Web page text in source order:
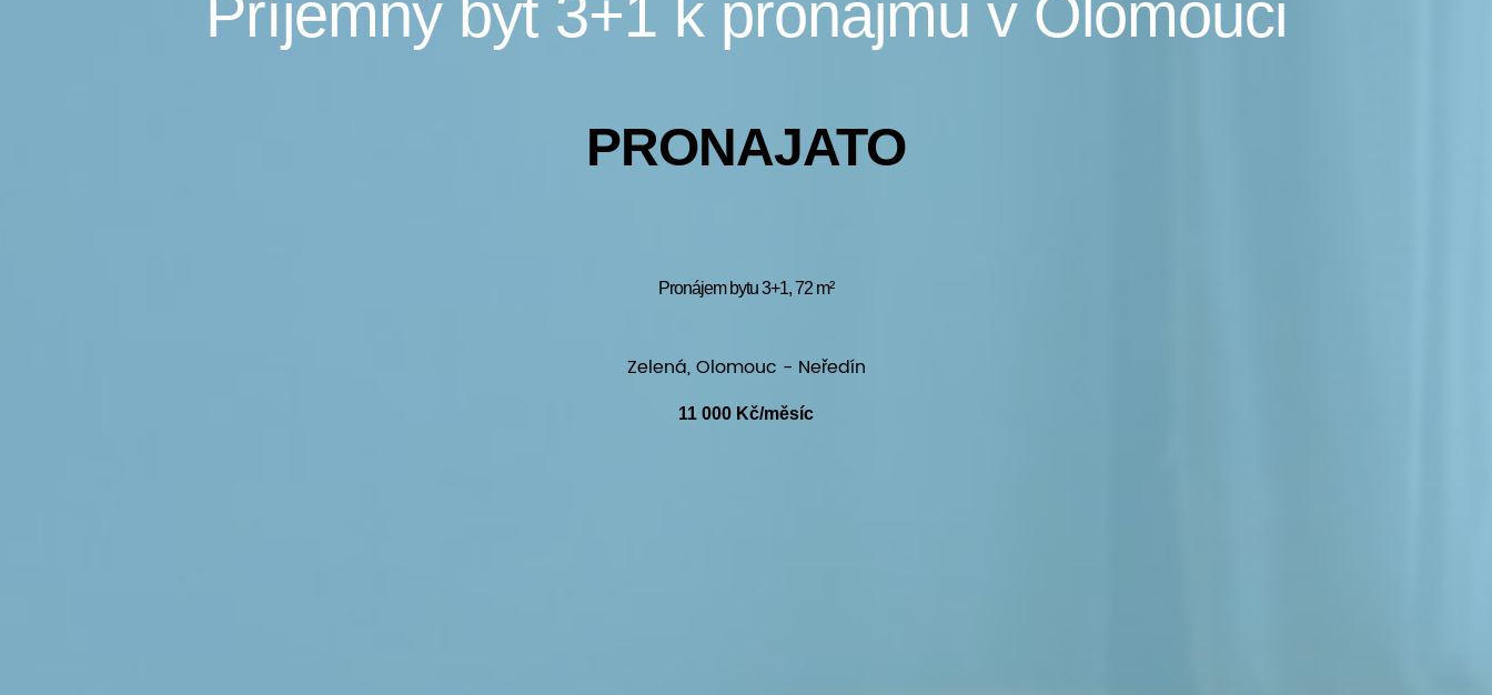
Příjemný byt 3+1 k pronájmu v Olomouci
PRONAJATO
Pronájem bytu 3+1, 72 m²
Zelená, Olomouc - Neředín
11 000 Kč/měsíc